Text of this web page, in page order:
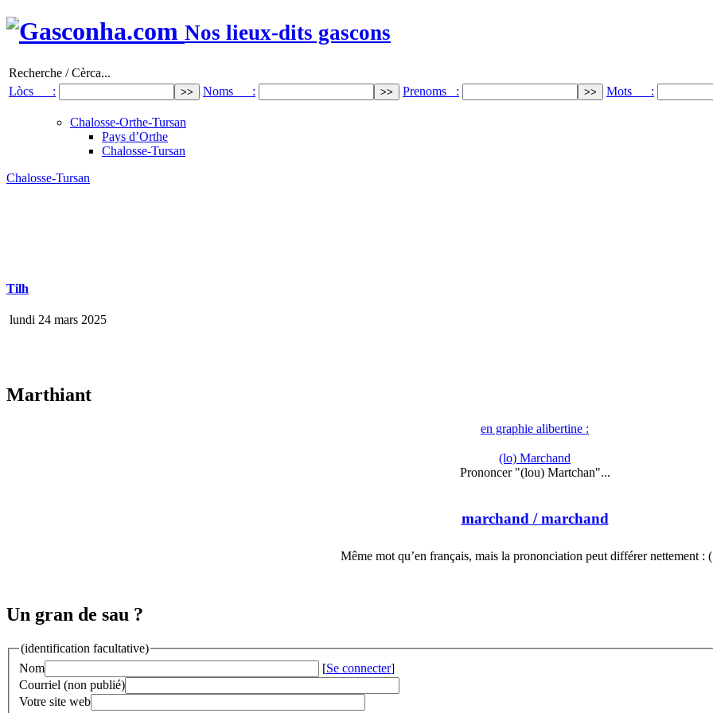
Nos lieux-dits gascons
Recherche / Cèrca...
Lòcs :
Noms : Prenoms : Mots :
Chalosse-Orthe-Tursan
Pays d’Orthe
Chalosse-Tursan
Chalosse-Tursan
Tilh
lundi 24 mars 2025
Marthiant
en graphie alibertine :
(lo) Marchand
Prononcer "(lou) Martchan"...
marchand / marchand
Même mot qu’en français, mais la prononciation peut différer nettement
Un gran de sau ?
(identification facultative)
Nom
[Se connecter]
Courriel (non publié)
Votre site web